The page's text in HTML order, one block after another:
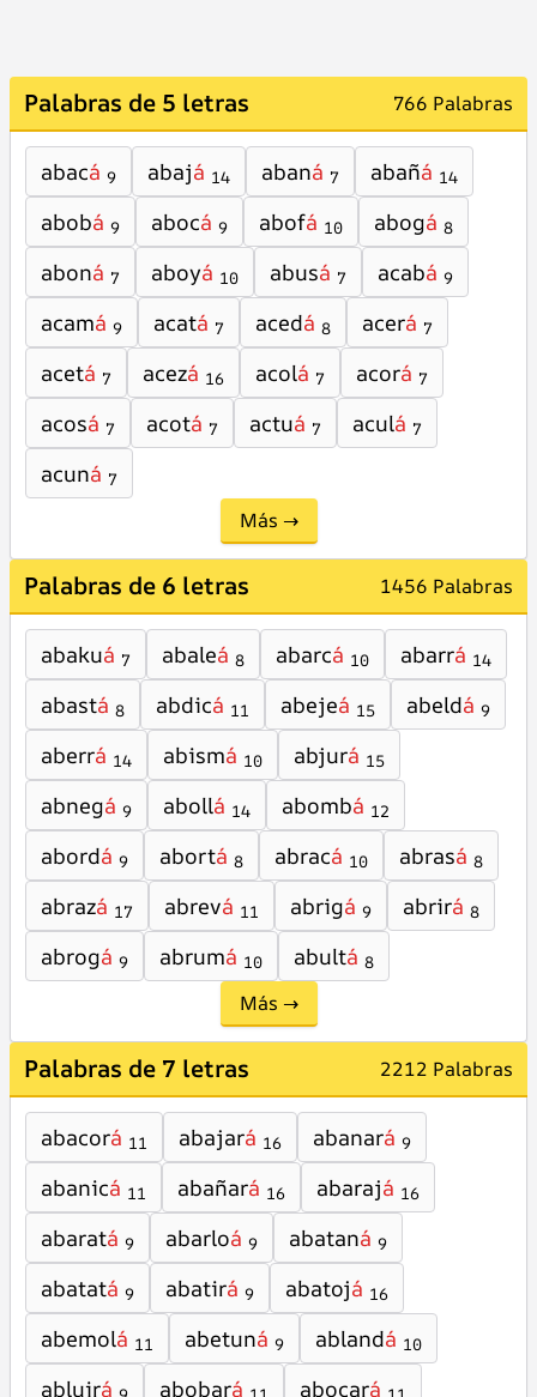
Palabras de 5 letras 766 Palabras
abacá 9 abajá 14 abaná 7 abañá 14
abobá 9 abocá 9 abofá 10 abogá 8
aboná 7 aboyá 10 abusá 7 acabá 9
acamá 9 acatá 7 acedá 8 acerá 7
acetá 7 acezá 16 acolá 7 acorá 7
acosá 7 acotá 7 actuá 7 aculá 7
acuná 7
Más →
Palabras de 6 letras 1456 Palabras
abakuá 7 abaleá 8 abarcá 10 abarrá 14
abastá 8 abdicá 11 abejeá 15 abeldá 9
aberrá 14 abismá 10 abjurá 15
abnegá 9 abollá 14 abombá 12
abordá 9 abortá 8 abracá 10 abrasá 8
abrazá 17 abrevá 11 abrigá 9 abrirá 8
abrogá 9 abrumá 10 abultá 8
Más →
Palabras de 7 letras 2212 Palabras
abacorá 11 abajará 16 abanará 9
abanicá 11 abañará 16 abarajá 16
abaratá 9 abarloá 9 abataná 9
abatatá 9 abatirá 9 abatojá 16
abemolá 11 abetuná 9 ablandá 10
abluirá abobará abocará